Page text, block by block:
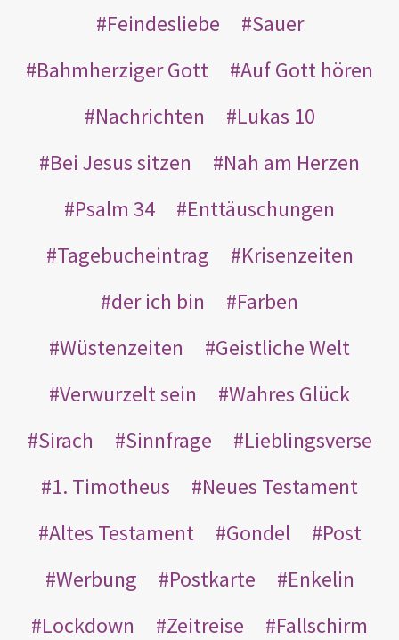
Feindesliebe
Sauer
Bahmherziger Gott
Auf Gott hören
Nachrichten
Lukas 10
Bei Jesus sitzen
Nah am Herzen
Psalm 34
Enttäuschungen
Tagebucheintrag
Krisenzeiten
der ich bin
Farben
Wüstenzeiten
Geistliche Welt
Verwurzelt sein
Wahres Glück
Sirach
Sinnfrage
Lieblingsverse
1. Timotheus
Neues Testament
Altes Testament
Gondel
Post
Werbung
Postkarte
Enkelin
Lockdown
Zeitreise
Fallschirm